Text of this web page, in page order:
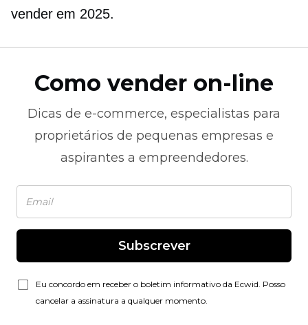
vender em 2025.
Como vender on-line
Dicas de e-commerce, especialistas para
proprietários de pequenas empresas e
aspirantes a empreendedores.
Subscrever
Eu concordo em receber o boletim informativo da Ecwid. Posso
cancelar a assinatura a qualquer momento.